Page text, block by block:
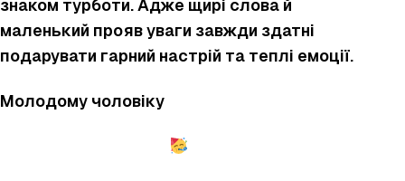
знаком турботи. Адже щирі слова й
маленький прояв уваги завжди здатні
подарувати гарний настрій та теплі емоції.
Молодому чоловіку